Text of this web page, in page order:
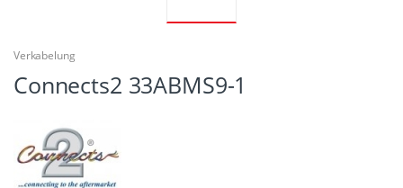
Verkabelung
Connects2 33ABMS9-1